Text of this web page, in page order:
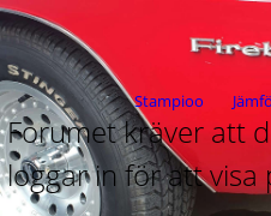
Stampioo
Forumet kräver att
loggar in för att visa